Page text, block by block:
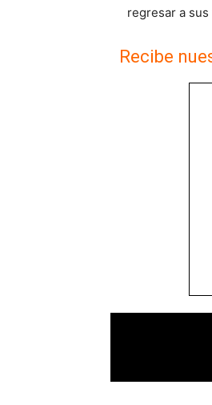
regresar a sus
Recibe